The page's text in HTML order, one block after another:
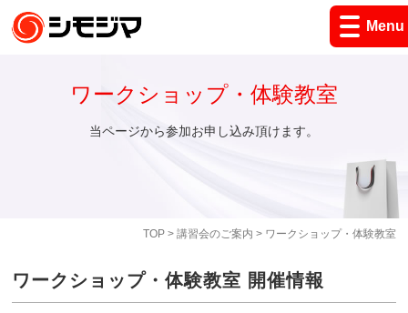
Menu
TOP> 講習会のご案内 > ワークショップ・体験教室
ワークショップ・体験教室
当ページから参加お申し込み頂けます。
ワークショップ・体験教室 開催情報